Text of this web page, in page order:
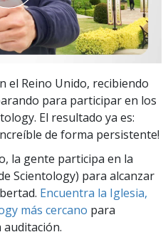
el Reino Unido, recibiendo
para participar en los
El resultado ya es:
de forma persistente!
la gente participa en la
Scientology) para alcanzar
Encuentra la Iglesia,
más cercano para